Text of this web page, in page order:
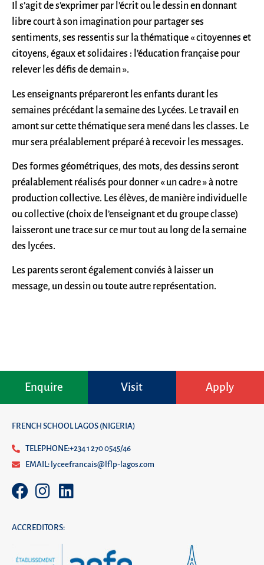
Il s’agit de s’exprimer par l’écrit ou le dessin en donnant
libre court à son imagination pour partager ses
sentiments, ses ressentis sur la thématique « citoyennes et
citoyens, égaux et solidaires : l’éducation française pour
relever les défis de demain ».
Les enseignants prépareront les enfants durant les
semaines précédant la semaine des Lycées. Le travail en
amont sur cette thématique sera mené dans les classes. Le
mur sera préalablement préparé à recevoir les messages.
Des formes géométriques, des mots, des dessins seront
préalablement réalisés pour donner « un cadre » à notre
production collective. Les élèves, de manière individuelle
ou collective (choix de l’enseignant et du groupe classe)
laisseront une trace sur ce mur tout au long de la semaine
des lycées.
Les parents seront également conviés à laisser un
message, un dessin ou toute autre représentation.
Enquire Visit Apply
FRENCH SCHOOL LAGOS (NIGERIA)
TELEPHONE:+234 1 270 0545/46
EMAIL: lyceefrancais@lflp-lagos.com
ACCREDITORS: